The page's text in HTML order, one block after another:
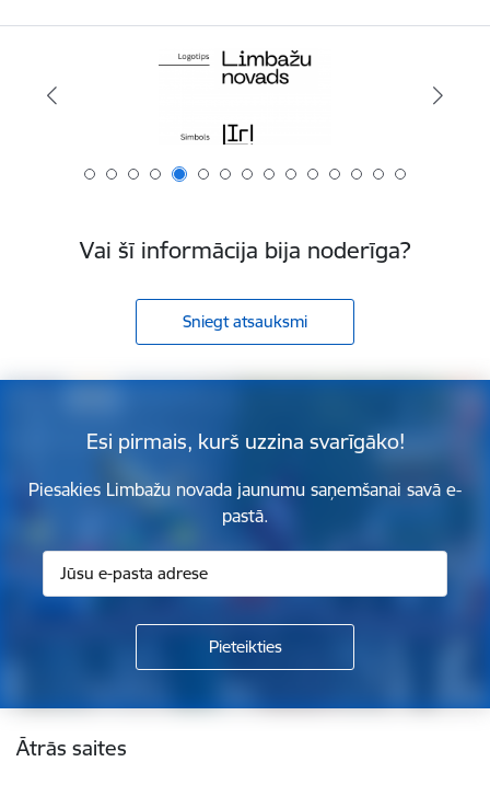
Vai šī informācija bija noderīga?
Sniegt atsauksmi
Esi pirmais, kurš uzzina svarīgāko!
Piesakies Limbažu novada jaunumu saņemšanai savā e-
pastā.
Kājene
Ātrās saites